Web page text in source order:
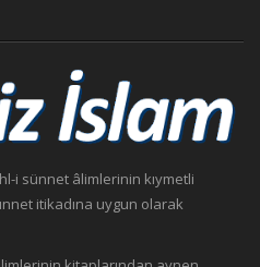
i sünnet âlimlerinin kıymetli
itikadına uygun olarak